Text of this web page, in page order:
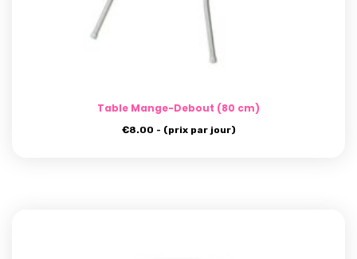
Table Mange-Debout (80 cm)
€8.00 - (prix par jour)